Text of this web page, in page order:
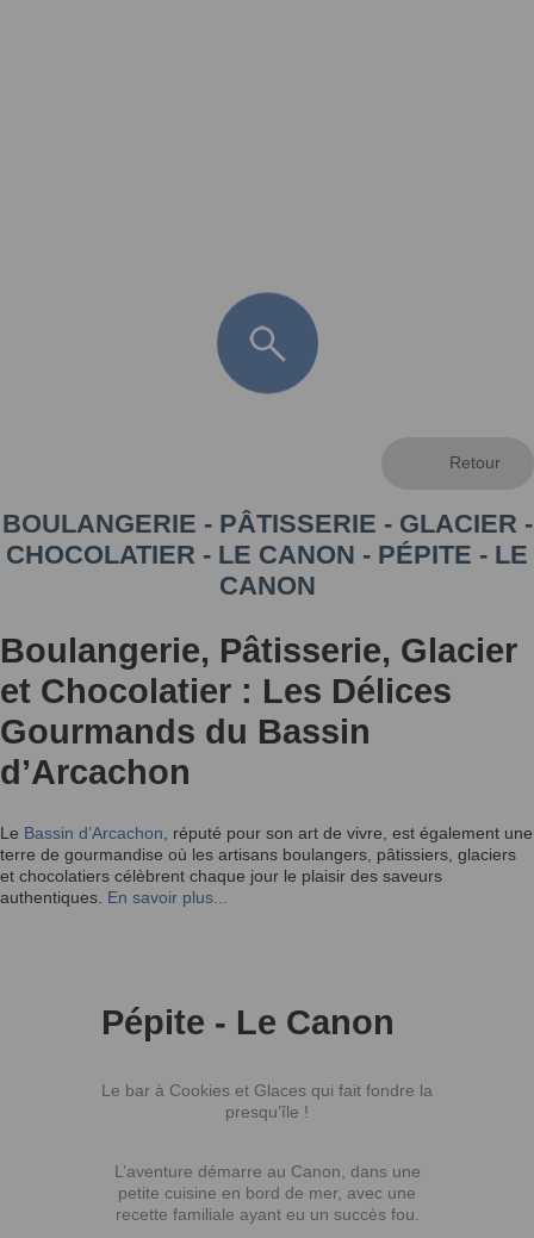
BOULANGERIE - PÂTISSERIE - GLACIER -
CHOCOLATIER - LE CANON - PÉPITE - LE
CANON
Boulangerie, Pâtisserie, Glacier
et Chocolatier : Les Délices
Gourmands du Bassin
d’Arcachon
Le Bassin d’Arcachon , réputé pour son art de vivre, est également une
terre de gourmandise où les artisans boulangers, pâtissiers, glaciers
et chocolatiers célèbrent chaque jour le plaisir des saveurs
authentiques. En savoir plus...
Pépite - Le Canon
Le bar à Cookies et Glaces qui fait fondre la
presqu’île !
L’aventure démarre au Canon, dans une
petite cuisine en bord de mer, avec une
recette familiale ayant eu un succès fou.